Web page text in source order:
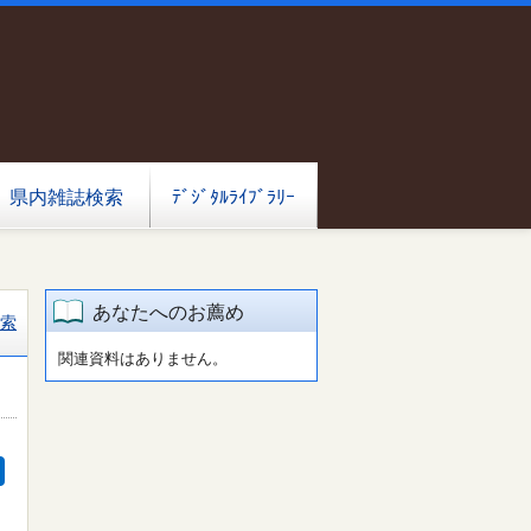
県内雑誌検索 ﾃﾞｼﾞﾀﾙﾗｲﾌﾞﾗﾘｰ
あなたへのお薦め
関連資料はありません。